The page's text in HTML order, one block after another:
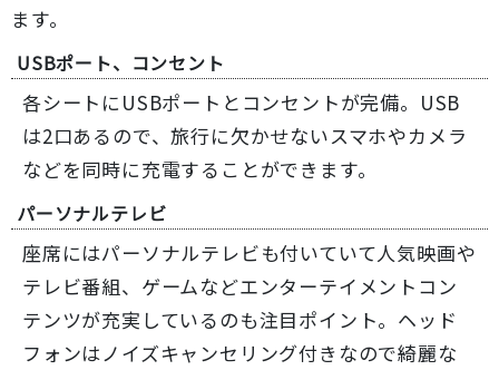
ます。
USBポート、コンセント
各シートにUSBポートとコンセントが完備。USB
は2口あるので、旅行に欠かせないスマホやカメラ
などを同時に充電することができます。
パーソナルテレビ
座席にはパーソナルテレビも付いていて人気映画や
テレビ番組、ゲームなどエンターテイメントコン
テンツが充実しているのも注目ポイント。ヘッド
フォンはノイズキャンセリング付きなので綺麗な